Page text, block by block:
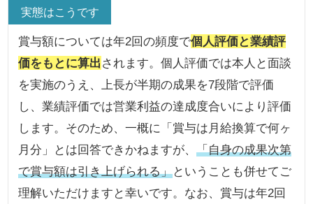
実態はこうです
賞与額については年2回の頻度で個人評価と業績評
価をもとに算出 されます。個人評価では本人と面談
を実施のうえ、上長が半期の成果を7段階で評価
し、業績評価では営業利益の達成度合いにより評価
します。そのため、一概に「賞与は月給換算で何ヶ
月分」とは回答できかねますが、「自身の成果次第
で賞与額は引き上げられる」ということも併せてご
理解いただけますと幸いです。なお、賞与は年2回